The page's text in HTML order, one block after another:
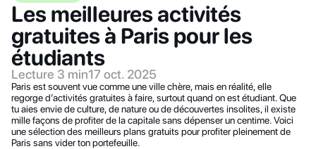
Les meilleures activités
gratuites à Paris pour les
étudiants
Lecture 3 min17 oct. 2025
Paris est souvent vue comme une ville chère, mais en réalité, elle
regorge d’activités gratuites à faire, surtout quand on est étudiant. Que
tu aies envie de culture, de nature ou de découvertes insolites, il existe
mille façons de profiter de la capitale sans dépenser un centime. Voici
une sélection des meilleurs plans gratuits pour profiter pleinement de
Paris sans vider ton portefeuille.